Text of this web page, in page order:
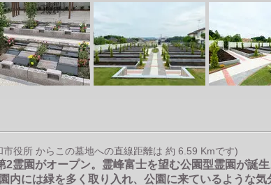
役所 からこの墓地への直線距離は 約 6.59 Kmです)
2霊園がオープン。霊峰富士を望む公園型霊園が
内には緑を多く取り入れ、公園に来ているような